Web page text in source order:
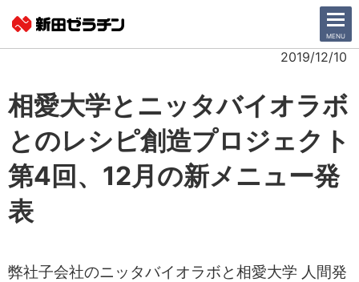
CLOSE
MENU
2019/12/10
相愛大学とニッタバイオラボ
とのレシピ創造プロジェクト
第4回 、12月の新メニュー発
表
弊社子会社のニッタバイオラボと相愛大学 人間発
ニュース一覧
会社情報
サステナビリティ